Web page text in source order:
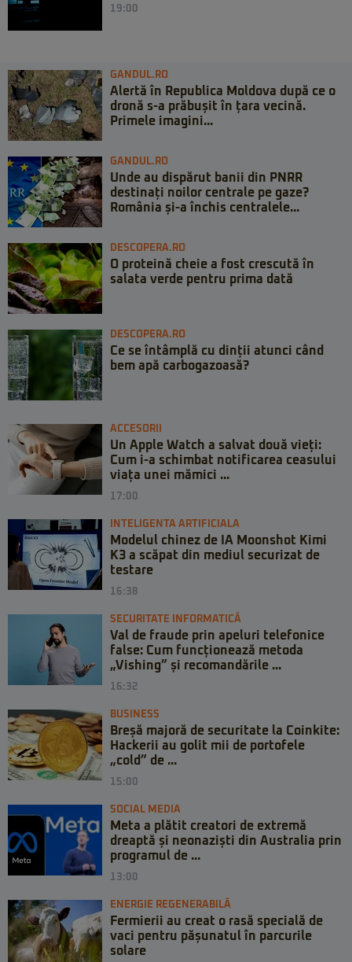
19:00
GANDUL.RO
Alertă în Republica Moldova după ce o
dronă s-a prăbușit în țara vecină.
Primele imagini...
GANDUL.RO
Unde au dispărut banii din PNRR
destinați noilor centrale pe gaze?
România și-a închis centralele...
DESCOPERA.RO
O proteină cheie a fost crescută în
salata verde pentru prima dată
DESCOPERA.RO
Ce se întâmplă cu dinții atunci când
bem apă carbogazoasă?
ACCESORII
Un Apple Watch a salvat două vieți:
Cum i-a schimbat notificarea ceasului
viața unei mămici ...
17:00
INTELIGENTA ARTIFICIALA
Modelul chinez de IA Moonshot Kimi
K3 a scăpat din mediul securizat de
testare
16:38
SECURITATE INFORMATICĂ
Val de fraude prin apeluri telefonice
false: Cum funcționează metoda
„Vishing” și recomandările ...
16:32
BUSINESS
Breșă majoră de securitate la Coinkite:
Hackerii au golit mii de portofele
„cold” de ...
15:00
SOCIAL MEDIA
Meta a plătit creatori de extremă
dreaptă și neonaziști din Australia prin
programul de ...
13:00
ENERGIE REGENERABILĂ
Fermierii au creat o rasă specială de
vaci pentru pășunatul în parcurile
solare